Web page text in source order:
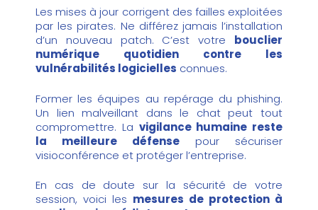
Les mises à jour corrigent des failles exploitées
par les pirates. Ne différez jamais l’installation
d’un nouveau patch. C’est votre bouclier
numérique quotidien contre les
vulnérabilités logicielles connues.
Former les équipes au repérage du phishing.
Un lien malveillant dans le chat peut tout
compromettre. La vigilance humaine reste
la meilleure défense pour sécuriser
visioconférence et protéger l’entreprise.
En cas de doute sur la sécurité de votre
session, voici les mesures de protection à